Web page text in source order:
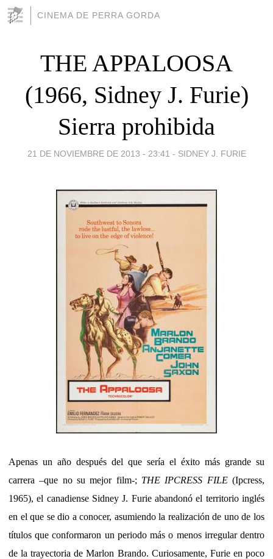
CINEMA DE PERRA GORDA
THE APPALOOSA
(1966, Sidney J. Furie)
Sierra prohibida
21 DE NOVIEMBRE DE 2013 - 23:41 - SIDNEY J. FURIE
Apenas un año después del que sería el éxito más grande su
carrera –que no su mejor film-; THE IPCRESS FILE(Ipcress,
1965), el canadiense Sidney J. Furie abandonó el territorio inglés
en el que se dio a conocer, asumiendo la realización de uno de los
títulos que conformaron un periodo más o menos irregular dentro
de la trayectoria de Marlon Brando. Curiosamente, Furie en poco